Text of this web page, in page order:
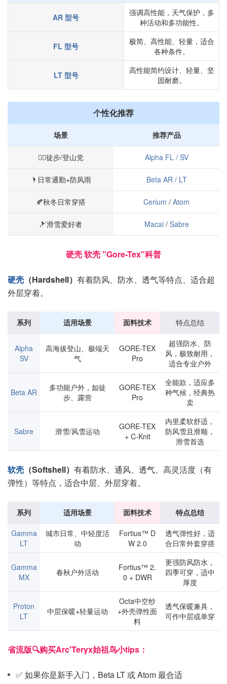
AR 型号
强调高性能，天气保护，多
种活动和多功能性。
FL 型号
极简、高性能、轻量，适合
各种条件。
LT 型号
高性能简约设计、轻量、坚
固耐磨。
个性化推荐
场景 推荐产品
🧗‍♀️徒步/登山党 Alpha FL / SV
🌂日常通勤+防风雨 Beta AR / LT
🍂秋冬日常穿搭 Cerium / Atom
🎿滑雪爱好者 Macai/ Sabre
硬壳 软壳 "Gore-Tex"科普
硬壳 （Hardshell） 有着防风、防水、透气等特点、适合超
外层穿着。
系列 适用场景 面料技术 特点总结
Alpha
SV
高海拔登山、极端天
气
GORE-TEX
Pro
超强防水、防
风，极致耐用，
适合专业户外
Beta AR
多功能户外，如徒
步、露营
GORE-TEX
Pro
全能款，适应多
种气候，经典热
卖
Sabre 滑雪/风雪运动
GORE-TEX
+ C-Knit
内里柔软舒适，
防风雪且滑顺，
滑雪首选
软壳 （Softshell） 有着防水、通风、透气、高灵活度（有
弹性）等特点，适合中层、外层穿着。
系列 适用场景 面料技术 特点总结
Gamma
LT
城市日常、中轻度活
动
Fortius™ D
W 2.0
透气弹性好，适
合日常外套穿搭
Gamma
MX
春秋户外活动
Fortius™ 2.
0 + DWR
更强防风防水，
四季可穿，适中
厚度
Proton
LT
中层保暖+轻量运动
Octa中空纱
+外壳弹性面
料
透气保暖兼具，
可作中层或单穿
省流版🔍购买Arc'Teryx始祖鸟小tips：
✅ 如果你是新手入门，Beta LT 或 Atom 最合适